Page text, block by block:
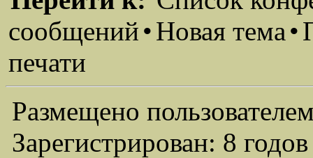
сообщений•Новая тема•
печати
Размещено
Зарегистрирован: 8